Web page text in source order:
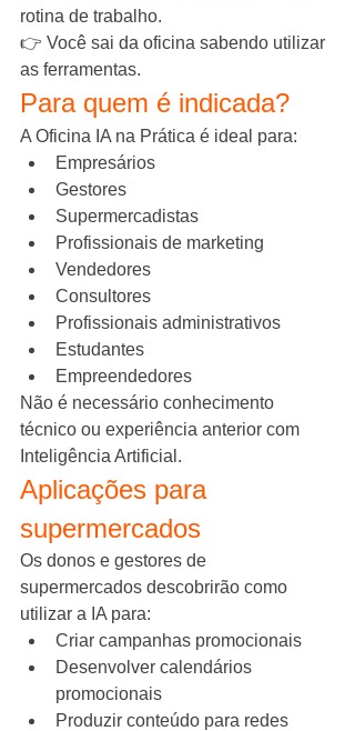
rotina de trabalho.
👉 Você sai da oficina sabendo utilizar
as ferramentas.
Para quem é indicada?
A Oficina IA na Prática é ideal para:
Empresários
Gestores
Supermercadistas
Profissionais de marketing
Vendedores
Consultores
Profissionais administrativos
Estudantes
Empreendedores
Não é necessário conhecimento
técnico ou experiência anterior com
Inteligência Artificial.
Aplicações para
supermercados
Os donos e gestores de
supermercados descobrirão como
utilizar a IA para:
Criar campanhas promocionais
Desenvolver calendários
promocionais
Produzir conteúdo para redes